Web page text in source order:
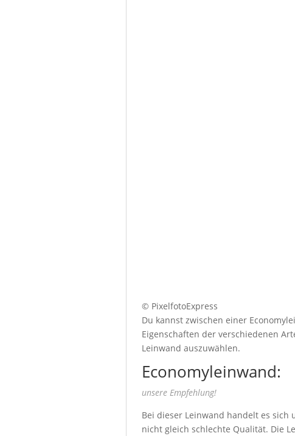
© PixelfotoExpress
Du kannst zwischen einer
Eigenschaften der verschiedenen
Leinwand auszuwählen.
Economyleinwand:
unsere Empfehlung!
Bei dieser Leinwand handelt es sich
nicht gleich schlechte Qualität. Die